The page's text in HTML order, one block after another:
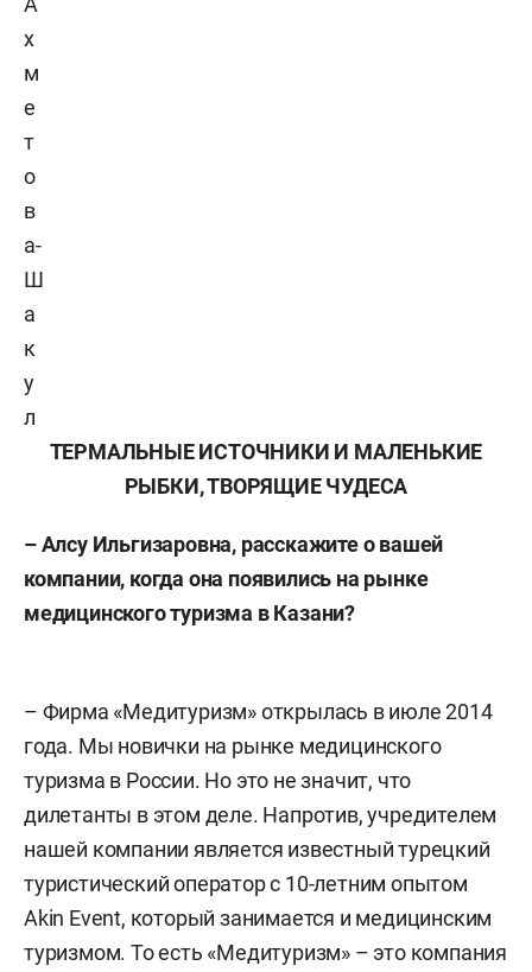
х
м
е
т
о
в
а-
Ш
а
к
у
л
ТЕРМАЛЬНЫЕ ИСТОЧНИКИ И МАЛЕНЬКИЕ
РЫБКИ, ТВОРЯЩИЕ ЧУДЕСА
– Алсу Ильгизаровна, расскажите о вашей
компании, когда она появились на рынке
медицинского туризма в Казани?
– Фирма «Медитуризм» открылась в июле 2014
года. Мы новички на рынке медицинского
туризма в России. Но это не значит, что
дилетанты в этом деле. Напротив, учредителем
нашей компании является известный турецкий
туристический оператор с 10-летним опытом
Akin Event, который занимается и медицинским
туризмом. То есть «Медитуризм» – это компания